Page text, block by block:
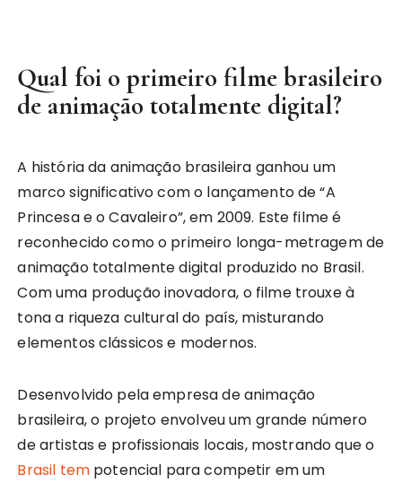
Qual foi o primeiro filme brasileiro
de animação totalmente digital?
A história da animação brasileira ganhou um
marco significativo com o lançamento de “A
Princesa e o Cavaleiro”, em 2009. Este filme é
reconhecido como o primeiro longa-metragem de
animação totalmente digital produzido no Brasil.
Com uma produção inovadora, o filme trouxe à
tona a riqueza cultural do país, misturando
elementos clássicos e modernos.
Desenvolvido pela empresa de animação
brasileira, o projeto envolveu um grande número
de artistas e profissionais locais, mostrando que o
Brasil tem potencial para competir em um